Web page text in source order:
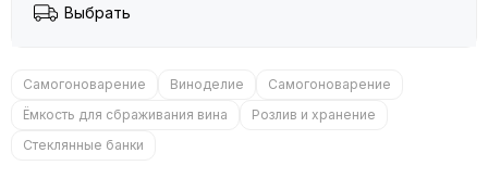
Выбрать
Самогоноварение Виноделие
Самогоноварение
Ёмкость для сбраживания вина
Розлив и хранение
Стеклянные банки